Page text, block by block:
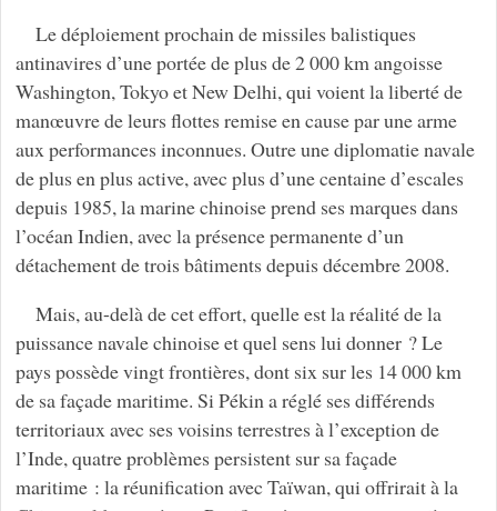
Le déploiement prochain de missiles balistiques
antinavires d’une portée de plus de 2 000 km angoisse
Washington, Tokyo et New Delhi, qui voient la liberté de
manœuvre de leurs flottes remise en cause par une arme
aux performances inconnues. Outre une diplomatie navale
de plus en plus active, avec plus d’une centaine d’escales
depuis 1985, la marine chinoise prend ses marques dans
l’océan Indien, avec la présence permanente d’un
détachement de trois bâtiments depuis décembre 2008.
Mais, au-delà de cet effort, quelle est la réalité de la
puissance navale chinoise et quel sens lui donner ? Le
pays possède vingt frontières, dont six sur les 14 000 km
de sa façade maritime. Si Pékin a réglé ses différends
territoriaux avec ses voisins terrestres à l’exception de
l’Inde, quatre problèmes persistent sur sa façade
maritime : la réunification avec Taïwan, qui offrirait à la